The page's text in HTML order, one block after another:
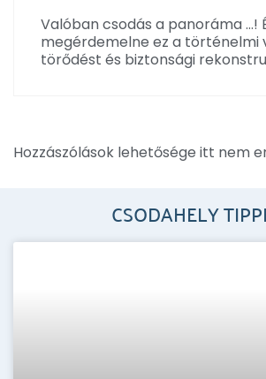
Valóban csodás a panoráma …!
megérdemelne ez a történelmi
törődést és biztonsági
Hozzászólások lehetősége itt nem
CSODAHELY